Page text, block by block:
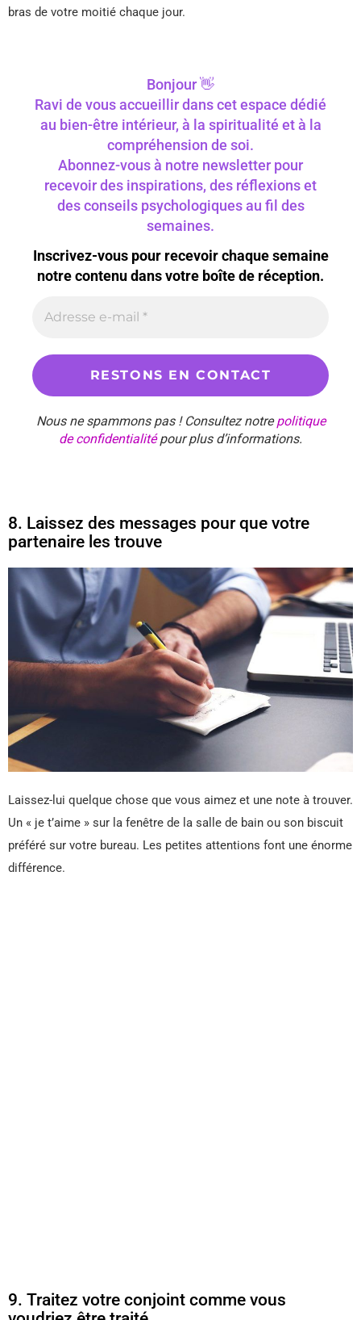
bras de votre moitié chaque jour.
Bonjour 👋
Ravi de vous accueillir dans cet espace dédié
au bien-être intérieur, à la spiritualité et à la
compréhension de soi.
Abonnez-vous à notre newsletter pour
recevoir des inspirations, des réflexions et
des conseils psychologiques au fil des
semaines.
Inscrivez-vous pour recevoir chaque semaine
notre contenu dans votre boîte de réception.
Nous ne spammons pas ! Consultez notrepolitique
de confidentialitépour plus d’informations.
8. Laissez des messages pour que votre
partenaire les trouve
Laissez-lui quelque chose que vous aimez et une note à trouver.
Un « je t’aime » sur la fenêtre de la salle de bain ou son biscuit
préféré sur votre bureau. Les petites attentions font une énorme
différence.
9. Traitez votre conjoint comme vous